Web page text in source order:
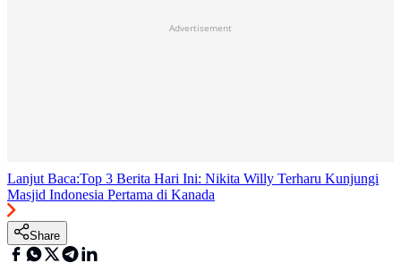
Advertisement
Lanjut Baca:Top 3 Berita Hari Ini: Nikita Willy Terharu Kunjungi
Masjid Indonesia Pertama di Kanada
Share